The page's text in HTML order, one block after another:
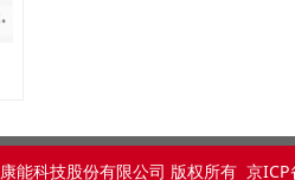
能科技股份有限公司 版权所有 京